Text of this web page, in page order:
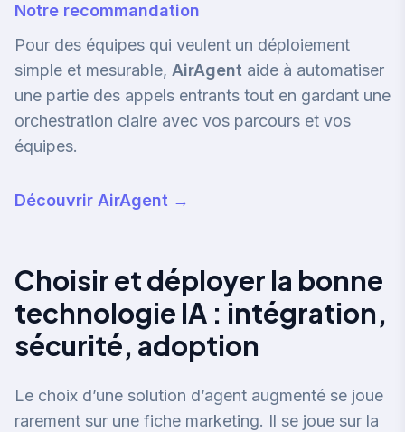
Notre recommandation
Pour des équipes qui veulent un déploiement
simple et mesurable, AirAgent aide à automatiser
une partie des appels entrants tout en gardant une
orchestration claire avec vos parcours et vos
équipes.
Découvrir AirAgent →
Choisir et déployer la bonne
technologie IA : intégration,
sécurité, adoption
Le choix d’une solution d’agent augmenté se joue
rarement sur une fiche marketing. Il se joue sur la